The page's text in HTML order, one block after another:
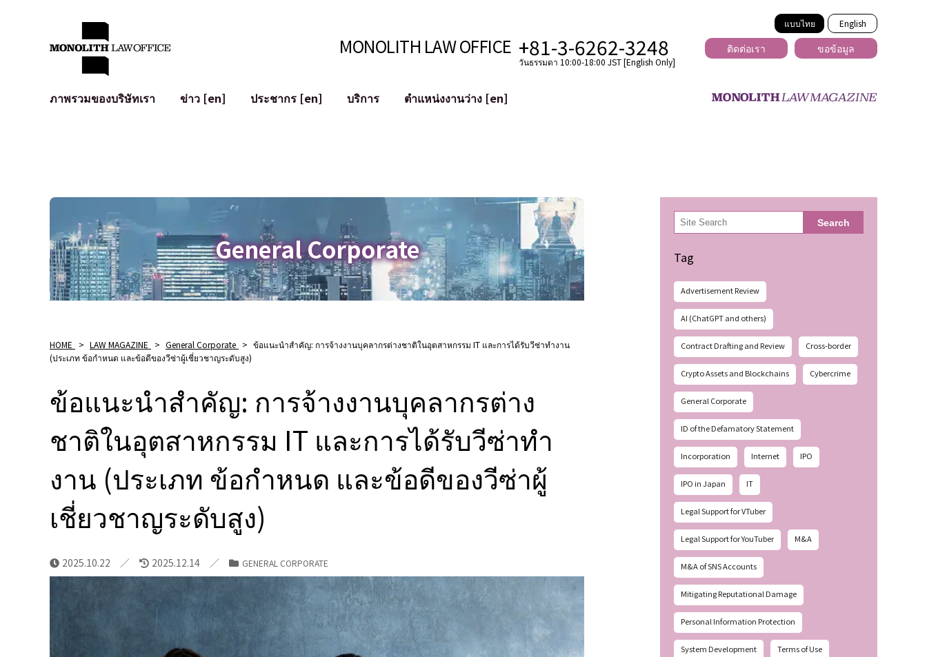
แบบไทย English
MONOLITH LAW OFFICE +81-3-6262-3248
วันธรรมดา 10:00-18:00 JST [English Only]
ติดต่อเรา ขอข้อมูล
ภาพรวมของบริษัทเรา
ข่าว [en] ประชากร [en]
บริการ
การป้องกันข้อมูลส่วนบุคคล
การตรวจสอบโฆษณา
อาชญากรรมไซเบอร์
การบรรเทาความเสียหายต่อชื่อเสียง
การระบุตัวตนของคำกล่าวหาที่เป็นการใส่ร้าย
ตำแหน่งงานว่าง [en]
General Corporate
HOME > LAW MAGAZINE > General Corporate > ข้อแนะนําสําคัญ: การจ้างงานบุคลากรต่างชาติในอุตสาหกรรม IT และการได้รับวีซ่าทํางาน
(ประเภท ข้อกําหนด และข้อดีของวีซ่าผู้เชี่ยวชาญระดับสูง)
ข้อแนะนําสําคัญ: การจ้างงานบุคลากรต่าง
ชาติในอุตสาหกรรม IT และการได้รับวีซ่าทํา
งาน (ประเภท ข้อกําหนด และข้อดีของวีซ่าผู้
เชี่ยวชาญระดับสูง)
2025.10.22 2025.12.14 GENERAL CORPORATE
検
索 Search
Tag
Advertisement Review
AI (ChatGPT and others)
Contract Drafting and Review Cross-border
Crypto Assets and Blockchains Cybercrime
General Corporate
ID of the Defamatory Statement
Incorporation Internet IPO
IPO in Japan IT
Legal Support for VTuber
Legal Support for YouTuber M&A
M&A of SNS Accounts
Mitigating Reputational Damage
Personal Information Protection
System Development Terms of Use